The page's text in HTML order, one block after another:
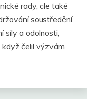
rady, ale také
soustředění.
síly a odolnosti,
čelil výzvám